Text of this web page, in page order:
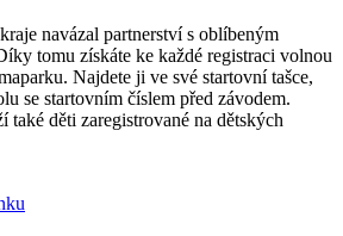
navázal partnerství s oblíbeným
tomu získáte ke každé registraci volnou
Najdete ji ve své startovní tašce,
se startovním číslem před závodem.
také děti zaregistrované na dětských